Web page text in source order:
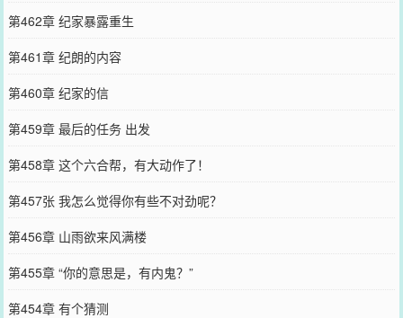
您要是觉得《
重生七零：不当乖乖女，当特种兵！
要忘记向您QQ群和微博微信里的朋友推荐哦！
第462章 纪家暴露重生
第461章 纪朗的内容
第460章 纪家的信
第459章 最后的任务 出发
第458章 这个六合帮，有大动作了！
第457张 我怎么觉得你有些不对劲呢？
第456章 山雨欲来风满楼
第455章 “你的意思是，有内鬼？”
第454章 有个猜测